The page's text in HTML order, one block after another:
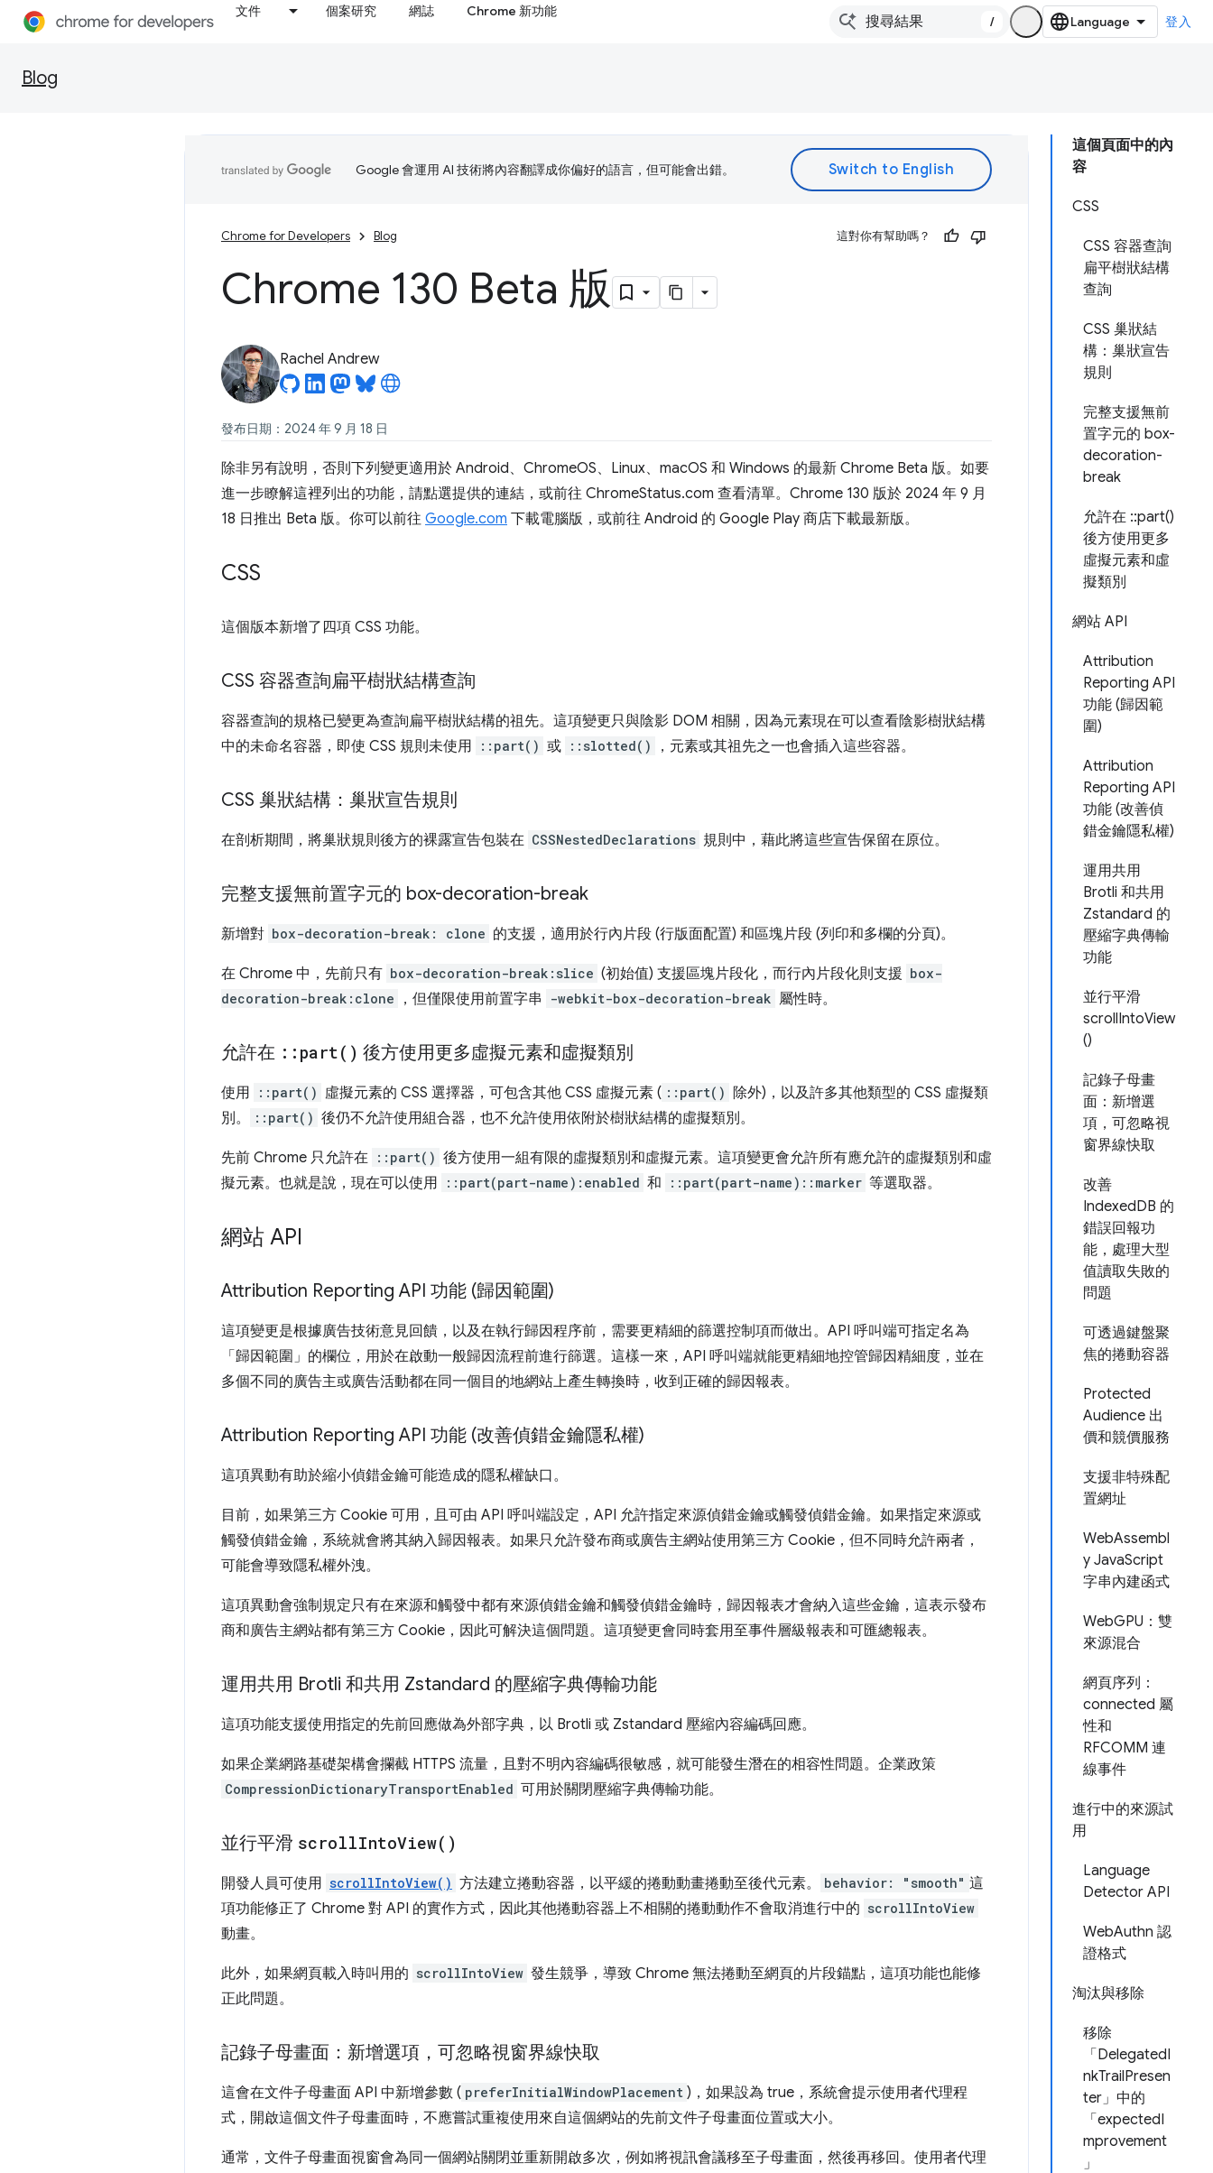
文件 個案研究 網誌 Chrome 新功能
/ 登入
Blog
這個頁面中的內
容
CSS
CSS 容器查詢
扁平樹狀結構
查詢
CSS 巢狀結
構：巢狀宣告
規則
完整支援無前
置字元的 box-
decoration-
break
允許在 ::part()
後方使用更多
虛擬元素和虛
擬類別
網站 API
Attribution
Reporting API
功能 (歸因範
圍)
Attribution
Reporting API
功能 (改善偵
錯金鑰隱私權)
運用共用
Brotli 和共用
Zstandard 的
壓縮字典傳輸
功能
並行平滑
scrollIntoView
()
記錄子母畫
面：新增選
項，可忽略視
窗界線快取
改善
IndexedDB 的
錯誤回報功
能，處理大型
值讀取失敗的
問題
可透過鍵盤聚
焦的捲動容器
Protected
Audience 出
價和競價服務
支援非特殊配
置網址
WebAssembl
y JavaScript
字串內建函式
WebGPU：雙
來源混合
網頁序列：
connected 屬
性和
RFCOMM 連
線事件
進行中的來源試
用
Language
Detector API
WebAuthn 認
證格式
淘汰與移除
移除
「DelegatedI
nkTrailPresen
ter」中的
「expectedI
mprovement
」
Google 會運用 AI 技術將內容翻譯成你偏好的語言，但可能會出錯。
Chrome for Developers Blog 這對你有幫助嗎？
Chrome 130 Beta 版
Rachel Andrew
發布日期：2024 年 9 月 18 日
除非另有說明，否則下列變更適用於 Android、ChromeOS、Linux、macOS 和 Windows 的最新 Chrome Beta 版。如要
進一步瞭解這裡列出的功能，請點選提供的連結，或前往 ChromeStatus.com 查看清單。Chrome 130 版於 2024 年 9 月
18 日推出 Beta 版。你可以前往 Google.com 下載電腦版，或前往 Android 的 Google Play 商店下載最新版。
CSS
這個版本新增了四項 CSS 功能。
CSS 容器查詢扁平樹狀結構查詢
容器查詢的規格已變更為查詢扁平樹狀結構的祖先。這項變更只與陰影 DOM 相關，因為元素現在可以查看陰影樹狀結構
中的未命名容器，即使 CSS 規則未使用
::part() 或 ::slotted() ，元素或其祖先之一也會插入這些容器。
CSS 巢狀結構：巢狀宣告規則
在剖析期間，將巢狀規則後方的裸露宣告包裝在 CSSNestedDeclarations 規則中，藉此將這些宣告保留在原位。
完整支援無前置字元的 box-decoration-break
新增對 box-decoration-break: clone 的支援，適用於行內片段 (行版面配置) 和區塊片段 (列印和多欄的分頁)。
在 Chrome 中，先前只有 box-decoration-break:slice (初始值) 支援區塊片段化，而行內片段化則支援 box-
decoration-break:clone
，但僅限使用前置字串 -webkit-box-decoration-break 屬性時。
允許在 :: part( ) 後方使用更多虛擬元素和虛擬類別
使用 ::part() 虛擬元素的 CSS 選擇器，可包含其他 CSS 虛擬元素 ( ::part()
除外)，以及許多其他類型的 CSS 虛擬類
別。
::part() 後仍不允許使用組合器，也不允許使用依附於樹狀結構的虛擬類別。
先前 Chrome 只允許在 ::part() 後方使用一組有限的虛擬類別和虛擬元素。這項變更會允許所有應允許的虛擬類別和虛
擬元素。也就是說，現在可以使用
::part(part-name):enabled 和 ::part(part-name)::marker 等選取器。
網站 API
Attribution Reporting API 功能 (歸因範圍)
這項變更是根據廣告技術意見回饋，以及在執行歸因程序前，需要更精細的篩選控制項而做出。API 呼叫端可指定名為
「歸因範圍」的欄位，用於在啟動一般歸因流程前進行篩選。這樣一來，API 呼叫端就能更精細地控管歸因精細度，並在
多個不同的廣告主或廣告活動都在同一個目的地網站上產生轉換時，收到正確的歸因報表。
Attribution Reporting API 功能 (改善偵錯金鑰隱私權)
這項異動有助於縮小偵錯金鑰可能造成的隱私權缺口。
目前，如果第三方 Cookie 可用，且可由 API 呼叫端設定，API 允許指定來源偵錯金鑰或觸發偵錯金鑰。如果指定來源或
觸發偵錯金鑰，系統就會將其納入歸因報表。如果只允許發布商或廣告主網站使用第三方 Cookie，但不同時允許兩者，
可能會導致隱私權外洩。
這項異動會強制規定只有在來源和觸發中都有來源偵錯金鑰和觸發偵錯金鑰時，歸因報表才會納入這些金鑰，這表示發布
商和廣告主網站都有第三方 Cookie，因此可解決這個問題。這項變更會同時套用至事件層級報表和可匯總報表。
運用共用 Brotli 和共用 Zstandard 的壓縮字典傳輸功能
這項功能支援使用指定的先前回應做為外部字典，以 Brotli 或 Zstandard 壓縮內容編碼回應。
如果企業網路基礎架構會攔截 HTTPS 流量，且對不明內容編碼很敏感，就可能發生潛在的相容性問題。企業政策
CompressionDictionaryTransportEnabled 可用於關閉壓縮字典傳輸功能。
並行平滑 scrollIntoView( )
開發人員可使用 scrollIntoView() 方法建立捲動容器，以平緩的捲動動畫捲動至後代元素。 behavior: "smooth" 這
項功能修正了 Chrome 對 API 的實作方式，因此其他捲動容器上不相關的捲動動作不會取消進行中的 scrollIntoView
動畫。
此外，如果網頁載入時叫用的 scrollIntoView 發生競爭，導致 Chrome 無法捲動至網頁的片段錨點，這項功能也能修
正此問題。
記錄子母畫面：新增選項，可忽略視窗界線快取
這會在文件子母畫面 API 中新增參數 ( preferInitialWindowPlacement )，如果設為 true，系統會提示使用者代理程
式，開啟這個文件子母畫面時，不應嘗試重複使用來自這個網站的先前文件子母畫面位置或大小。
通常，文件子母畫面視窗會為同一個網站關閉並重新開啟多次，例如將視訊會議移至子母畫面，然後再移回。使用者代理